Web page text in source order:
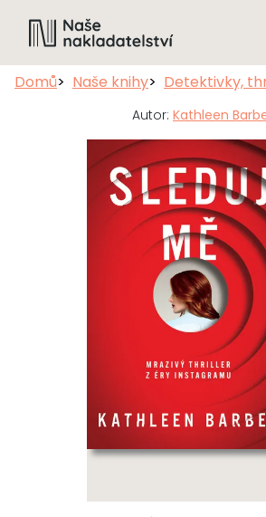
Domů Naše knihy Detektivky,
Autor: Kathleen